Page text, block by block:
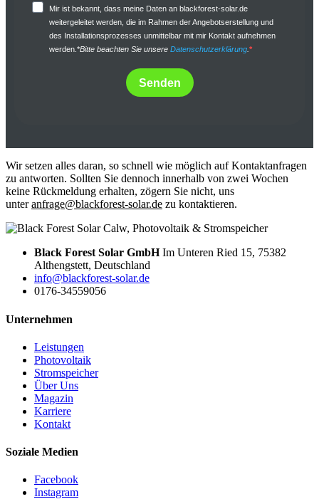
Mir ist bekannt, dass meine Daten an blackforest-solar.de
weitergeleitet werden, die im Rahmen der Angebotserstellung und
des Installationsprozesses unmittelbar mit mir Kontakt aufnehmen
werden.*Bitte beachten Sie unsere Datenschutzerklärung
Senden
Wir setzen alles daran, so schnell wie möglich auf Kontaktanfragen
zu antworten. Sollten Sie dennoch innerhalb von zwei Wochen
keine Rückmeldung erhalten, zögern Sie nicht, uns
unteranfrage@blackforest-solar.de zu kontaktieren.
Black Forest Solar GmbHIm Unteren Ried 15, 75382
Althengstett, Deutschland
info@blackforest-solar.de
0176-34559056
Unternehmen
Leistungen
Photovoltaik
Stromspeicher
Über Uns
Magazin
Karriere
Kontakt
Soziale Medien
Facebook
Instagram